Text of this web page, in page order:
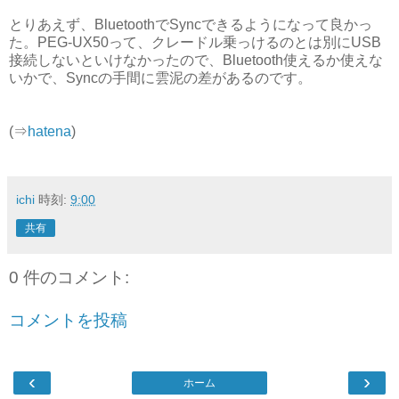
とりあえず、BluetoothでSyncできるようになって良かっ
た。PEG-UX50って、クレードル乗っけるのとは別にUSB
接続しないといけなかったので、Bluetooth使えるか使えな
いかで、Syncの手間に雲泥の差があるのです。
(⇒hatena)
ichi 時刻: 9:00
共有
0 件のコメント:
コメントを投稿
‹ ›
ホーム